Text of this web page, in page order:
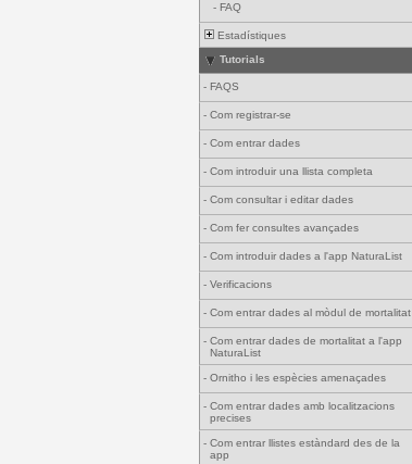
- FAQ
Estadístiques
Tutorials
- FAQS
- Com registrar-se
- Com entrar dades
- Com introduir una llista completa
- Com consultar i editar dades
- Com fer consultes avançades
- Com introduir dades a l'app NaturaList
- Verificacions
- Com entrar dades al mòdul de mortalitat
- Com entrar dades de mortalitat a l'app
NaturaList
- Ornitho i les espècies amenaçades
- Com entrar dades amb localitzacions
precises
- Com entrar llistes estàndard des de la
app